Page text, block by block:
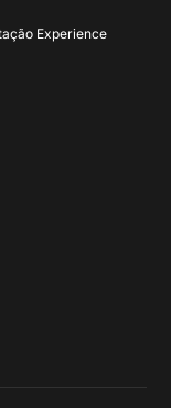
Experience